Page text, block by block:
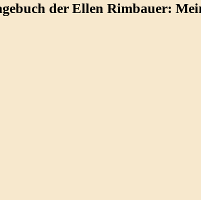
der Ellen Rimbauer: